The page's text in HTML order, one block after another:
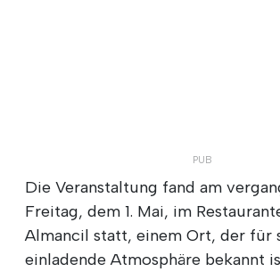
Die Veranstaltung fand am
Freitag, dem 1. Mai, im
Almancil statt, einem Ort, der für
einladende Atmosphäre bekannt